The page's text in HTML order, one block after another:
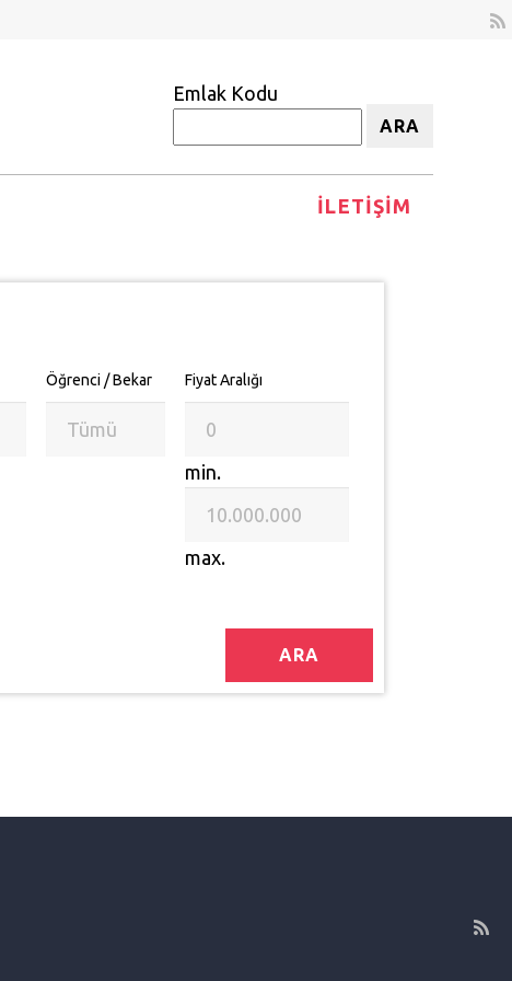
Emlak Kodu
ARA
İLETIŞIM
Öğrenci / Bekar Fiyat Aralığı
min.
max.
ARA